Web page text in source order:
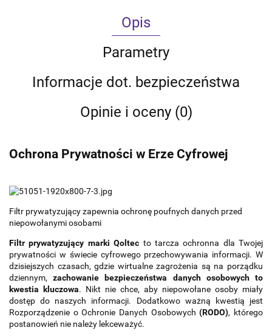
Opis
Parametry
Informacje dot. bezpieczeństwa
Opinie i oceny (0)
Ochrona Prywatności w Erze Cyfrowej
Filtr prywatyzujący zapewnia ochronę poufnych danych przed
niepowołanymi osobami
Filtr prywatyzujący marki Qoltec to tarcza ochronna dla Twojej
prywatności w świecie cyfrowego przechowywania informacji. W
dzisiejszych czasach, gdzie wirtualne zagrożenia są na porządku
dziennym,zachowanie bezpieczeństwa danych osobowych to
kwestia kluczowa. Nikt nie chce, aby niepowołane osoby miały
dostęp do naszych informacji. Dodatkowo ważną kwestią jest
Rozporządzenie o Ochronie Danych Osobowych(RODO), którego
postanowień nie należy lekceważyć.